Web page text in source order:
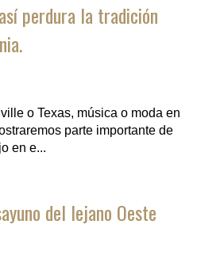
perdura la tradición
o Texas, música o moda en
parte importante de
en e...
del lejano Oeste